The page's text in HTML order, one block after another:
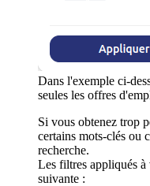
Dans l'exemple ci-
seules les offres
Si vous obtenez trop
certains mots-clés ou
recherche.
Les filtres appliqués à
suivante :